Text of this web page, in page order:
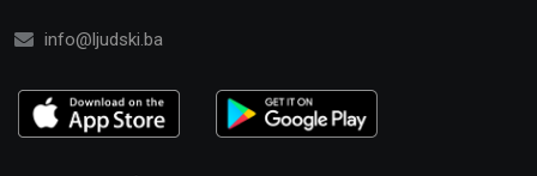
info@ljudski.ba